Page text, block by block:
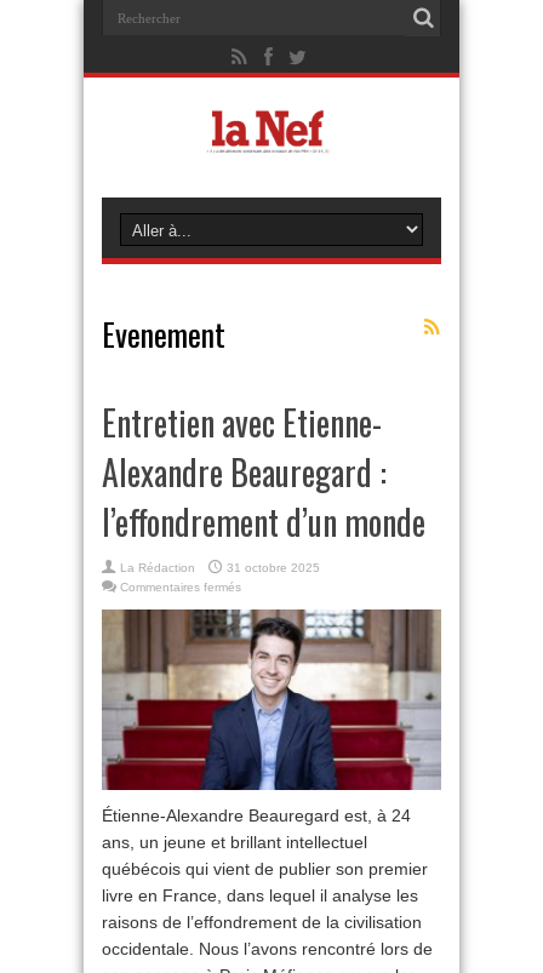
Evenement
Entretien avec Etienne-
Alexandre Beauregard :
l’effondrement d’un monde
La Rédaction
31 octobre 2025
Commentaires fermés
avec
Etienne-
Alexandre
Beauregard :
l’effondrement
d’un
monde
Étienne-Alexandre Beauregard est, à 24
ans, un jeune et brillant intellectuel
québécois qui vient de publier son premier
livre en France, dans lequel il analyse les
raisons de l’effondrement de la civilisation
occidentale. Nous l’avons rencontré lors de